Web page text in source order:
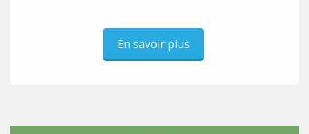
En savoir plus